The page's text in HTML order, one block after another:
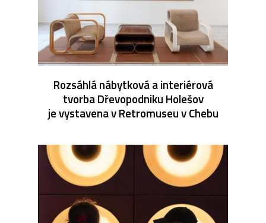
Rozsáhlá nábytková a interiérová
tvorba Dřevopodniku Holešov
je vystavena v Retromuseu v Chebu